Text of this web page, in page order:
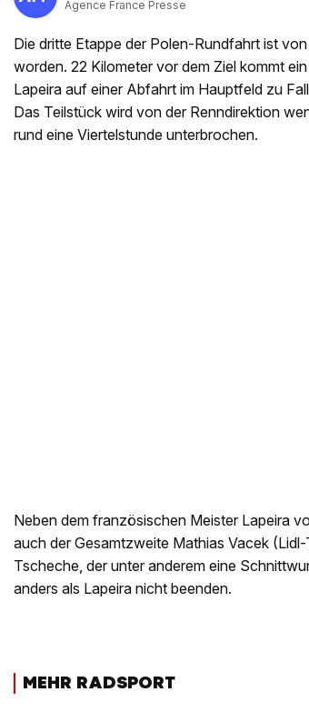
Agence France Presse
Die dritte Etappe der Polen-Rundfahrt ist
worden. 22 Kilometer vor dem Ziel kommt
Lapeira auf einer Abfahrt im Hauptfeld zu
Das Teilstück wird von der Renndirektion
rund eine Viertelstunde unterbrochen.
Neben dem französischen Meister Lapeira
auch der Gesamtzweite Mathias Vacek
Tscheche, der unter anderem eine
anders als Lapeira nicht beenden.
MEHR RADSPORT